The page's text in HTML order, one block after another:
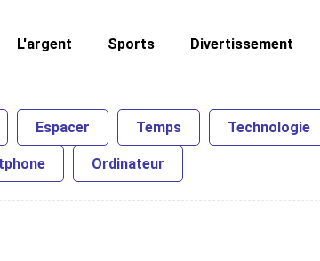
L'argent Sports Divertissement
Espacer Temps Technologie
Ordinateur